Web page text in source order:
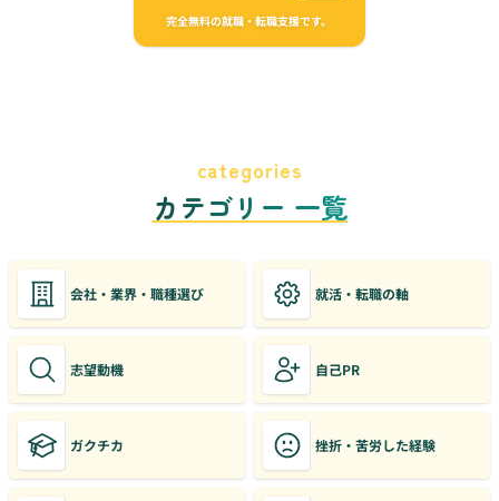
完全無料の就職・転職支援です。
categories
カテゴリー 一覧
会社・業界・職種選び 就活・転職の軸
志望動機 自己PR
ガクチカ 挫折・苦労した経験